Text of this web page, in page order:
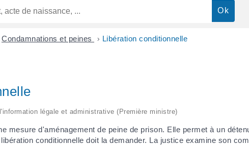
Condamnations et peines > Libération conditionnelle
légale et administrative (Première ministre)
mesure d'aménagement de peine de prison. Elle permet à un
conditionnelle doit la demander. La justice examine son